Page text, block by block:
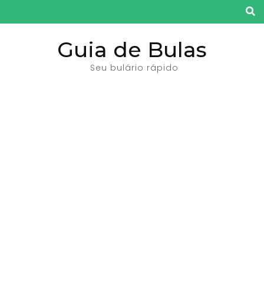
para
Guia de Bulas
Seu bulário rápido